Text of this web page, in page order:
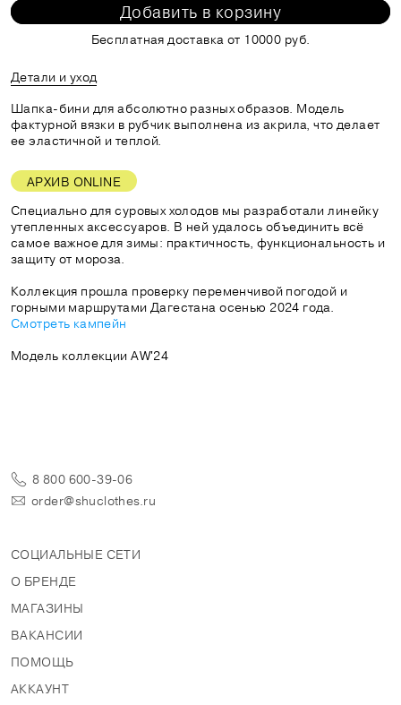
Добавить в корзину
Бесплатная доставка от 10000 руб.
Детали и уход
Шапка-бини для абсолютно разных образов. Модель
фактурной вязки в рубчик выполнена из акрила, что делает
ее эластичной и теплой.
АРХИВ ONLINE
Специально для суровых холодов мы разработали линейку
утепленных аксессуаров. В ней удалось объединить всё
самое важное для зимы: практичность, функциональность и
защиту от мороза.
Коллекция прошла проверку переменчивой погодой и
Смотреть кампейн
Модель коллекции AW'24
8 800 600-39-06
order@shuclothes.ru
СОЦИАЛЬНЫЕ СЕТИ
О БРЕНДЕ
МАГАЗИНЫ
ВАКАНСИИ
ПОМОЩЬ
АККАУНТ